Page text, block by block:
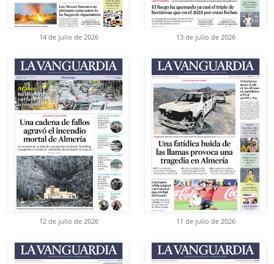
14 de julio de 2026 13 de julio de 2026
12 de julio de 2026 11 de julio de 2026